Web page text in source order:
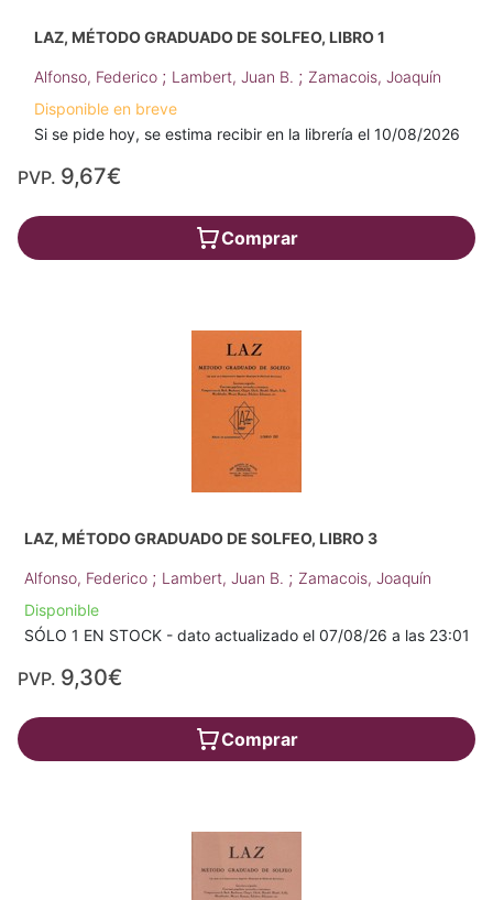
LAZ, MÉTODO GRADUADO DE SOLFEO, LIBRO 1
Alfonso, Federico ; Lambert, Juan B. ; Zamacois, Joaquín
Disponible en breve
Si se pide hoy, se estima recibir en la librería el 10/08/2026
PVP. 9,67€
Comprar
LAZ, MÉTODO GRADUADO DE SOLFEO, LIBRO 3
Alfonso, Federico ; Lambert, Juan B. ; Zamacois, Joaquín
Disponible
SÓLO 1 EN STOCK - dato actualizado el 07/08/26 a las 23:01
PVP. 9,30€
Comprar